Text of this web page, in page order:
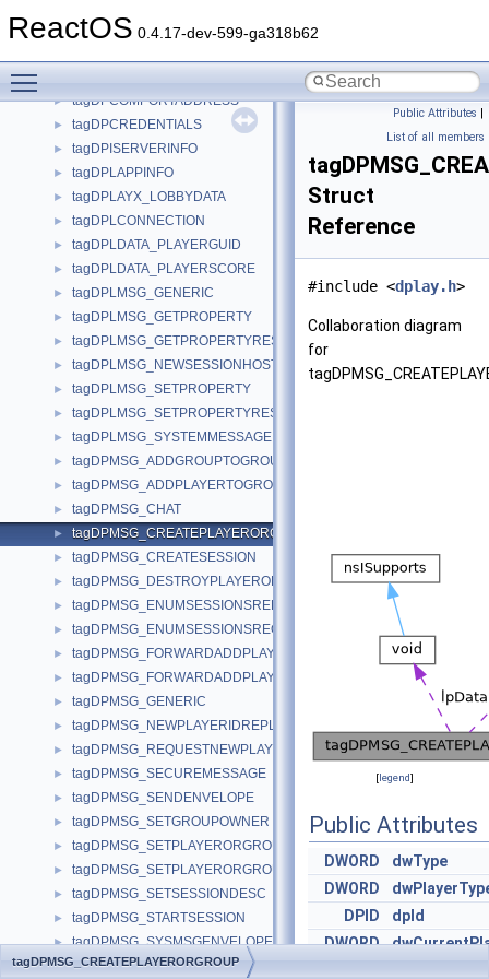
ReactOS 0.4.17-dev-599-ga318b62
► tagDPAPPLICATIONDESC
► tagDPCOMPORTADDRESS
► tagDPCREDENTIALS
► tagDPISERVERINFO
► tagDPLAPPINFO
► tagDPLAYX_LOBBYDATA
► tagDPLCONNECTION
► tagDPLDATA_PLAYERGUID
► tagDPLDATA_PLAYERSCORE
► tagDPLMSG_GENERIC
► tagDPLMSG_GETPROPERTY
► tagDPLMSG_GETPROPERTYRESPONSE
► tagDPLMSG_NEWSESSIONHOST
► tagDPLMSG_SETPROPERTY
► tagDPLMSG_SETPROPERTYRESPONSE
► tagDPLMSG_SYSTEMMESSAGE
► tagDPMSG_ADDGROUPTOGROUP
► tagDPMSG_ADDPLAYERTOGROUP
► tagDPMSG_CHAT
► tagDPMSG_CREATEPLAYERORGROUP
► tagDPMSG_CREATESESSION
► tagDPMSG_DESTROYPLAYERORGROUP
► tagDPMSG_ENUMSESSIONSREPLY
► tagDPMSG_ENUMSESSIONSREQUEST
► tagDPMSG_FORWARDADDPLAYER
► tagDPMSG_FORWARDADDPLAYERNACK
► tagDPMSG_GENERIC
► tagDPMSG_NEWPLAYERIDREPLY
► tagDPMSG_REQUESTNEWPLAYERID
► tagDPMSG_SECUREMESSAGE
► tagDPMSG_SENDENVELOPE
► tagDPMSG_SETGROUPOWNER
► tagDPMSG_SETPLAYERORGROUPDATA
► tagDPMSG_SETPLAYERORGROUPNAME
► tagDPMSG_SETSESSIONDESC
► tagDPMSG_STARTSESSION
► tagDPMSG_SYSMSGENVELOPE
► tagDPNAME
Public Attributes |
List of all members
Struct
Reference
#include <dplay.h>
Collaboration diagram
for
[legend]
Public Attributes
DWORD
dwType
DWORD
DPID
dpId
DWORD
tagDPMSG_CREATEPLAYERORGROUP